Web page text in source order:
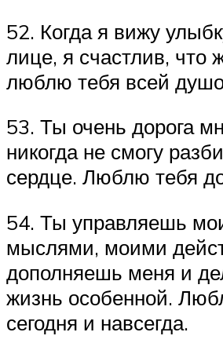
52. Когда я вижу
лице, я счастлив, что
люблю тебя всей
53. Ты очень дорога
никогда не смогу
сердце. Люблю тебя
54. Ты управляешь
мыслями, моими
дополняешь меня и
жизнь особенной.
сегодня и навсегда.